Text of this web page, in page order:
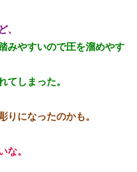
、
みやすいので圧を溜めやす
てしまった。
りになったのかも。
な。